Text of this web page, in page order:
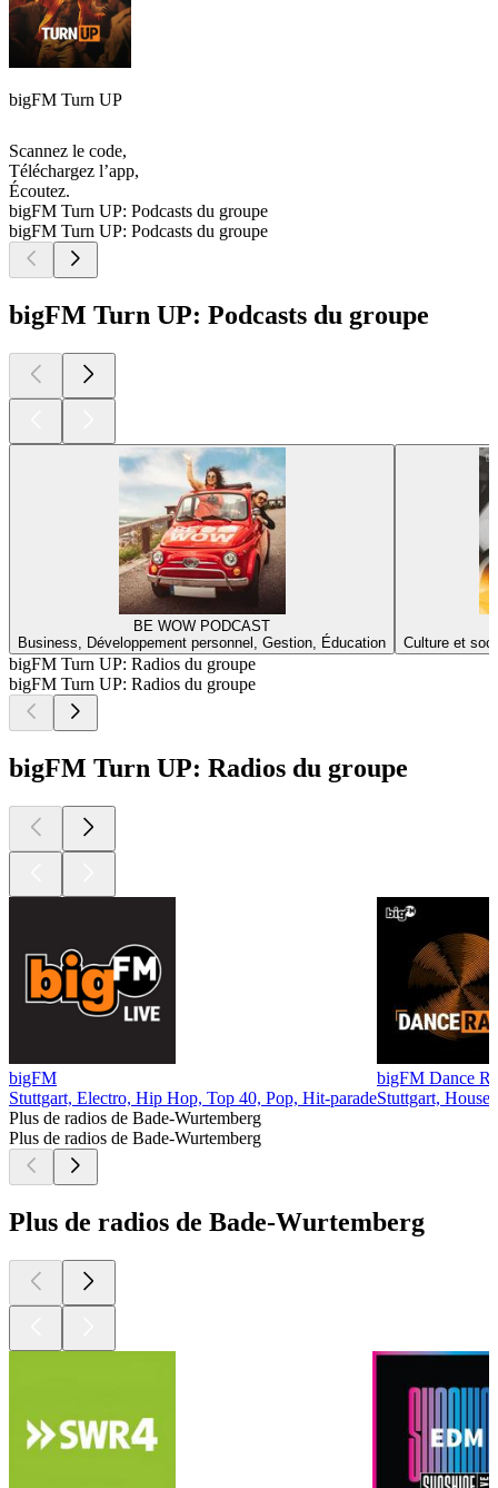
bigFM Turn UP
Scannez le code,
Téléchargez l’app,
Écoutez.
bigFM Turn UP: Podcasts du groupe
bigFM Turn UP: Podcasts du groupe
bigFM Turn UP: Podcasts du groupe
BE WOW PODCAST
Business, Développement personnel, Gestion, Éducation
Culture et
bigFM Turn UP: Radios du groupe
bigFM Turn UP: Radios du groupe
bigFM Turn UP: Radios du groupe
bigFM
Stuttgart, Electro, Hip Hop, Top 40, Pop, Hit-parade
bigFM Dance
Stuttgart,
Plus de radios de Bade-Wurtemberg
Plus de radios de Bade-Wurtemberg
Plus de radios de Bade-Wurtemberg